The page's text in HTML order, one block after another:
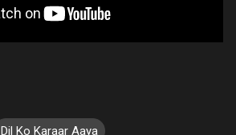
Dil Ko Karaar Aaya